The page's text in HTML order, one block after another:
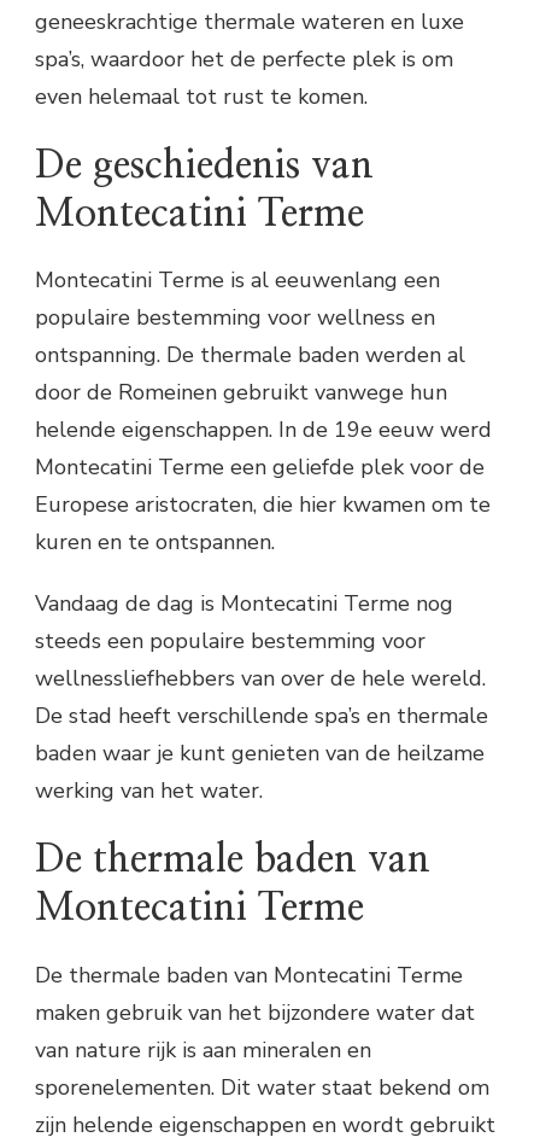
geneeskrachtige thermale wateren en luxe
spa’s, waardoor het de perfecte plek is om
even helemaal tot rust te komen.
De geschiedenis van
Montecatini Terme
Montecatini Terme is al eeuwenlang een
populaire bestemming voor wellness en
ontspanning. De thermale baden werden al
door de Romeinen gebruikt vanwege hun
helende eigenschappen. In de 19e eeuw werd
Montecatini Terme een geliefde plek voor de
Europese aristocraten, die hier kwamen om te
kuren en te ontspannen.
Vandaag de dag is Montecatini Terme nog
steeds een populaire bestemming voor
wellnessliefhebbers van over de hele wereld.
De stad heeft verschillende spa’s en thermale
baden waar je kunt genieten van de heilzame
werking van het water.
De thermale baden van
Montecatini Terme
De thermale baden van Montecatini Terme
maken gebruik van het bijzondere water dat
van nature rijk is aan mineralen en
sporenelementen. Dit water staat bekend om
zijn helende eigenschappen en wordt gebruikt